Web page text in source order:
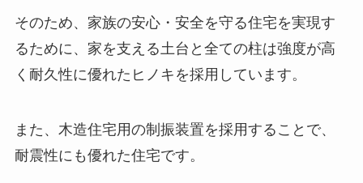
そのため、家族の安心・安全を守る住宅を実現す
るために、家を支える土台と全ての柱は強度が高
く耐久性に優れたヒノキを採用しています。
また、木造住宅用の制振装置を採用することで、
耐震性にも優れた住宅です。